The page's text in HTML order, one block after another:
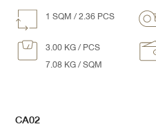
1 SQM / 2.36 PCS
3.00 KG / PCS
7.08 KG / SQM
CA02